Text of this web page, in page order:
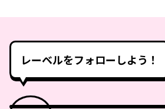
レーベルをフォローしよう！